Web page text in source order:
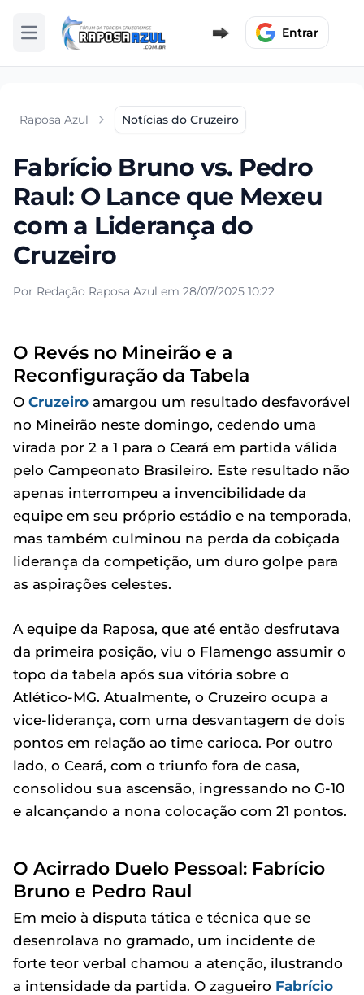
Abrir menu Entrar
Raposa Azul Notícias do Cruzeiro
Fabrício Bruno vs. Pedro
Raul: O Lance que Mexeu
com a Liderança do
Cruzeiro
Por Redação Raposa Azul em 28/07/2025 10:22
O Revés no Mineirão e a
Reconfiguração da Tabela
O Cruzeiro amargou um resultado desfavorável
no Mineirão neste domingo, cedendo uma
virada por 2 a 1 para o Ceará em partida válida
pelo Campeonato Brasileiro. Este resultado não
apenas interrompeu a invencibilidade da
equipe em seu próprio estádio e na temporada,
mas também culminou na perda da cobiçada
liderança da competição, um duro golpe para
as aspirações celestes.
A equipe da Raposa, que até então desfrutava
da primeira posição, viu o Flamengo assumir o
topo da tabela após sua vitória sobre o
Atlético-MG. Atualmente, o Cruzeiro ocupa a
vice-liderança, com uma desvantagem de dois
pontos em relação ao time carioca. Por outro
lado, o Ceará, com o triunfo fora de casa,
consolidou sua ascensão, ingressando no G-10
e alcançando a nona colocação com 21 pontos.
O Acirrado Duelo Pessoal: Fabrício
Bruno e Pedro Raul
Em meio à disputa tática e técnica que se
desenrolava no gramado, um incidente de
forte teor verbal chamou a atenção, ilustrando
a intensidade da partida. O zagueiro Fabrício